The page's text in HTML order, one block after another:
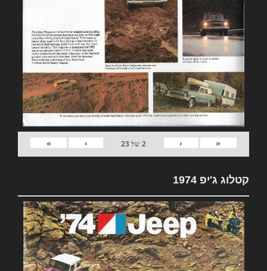
«
‹
2של23
›
»
קטלוג ג'יפ 1974